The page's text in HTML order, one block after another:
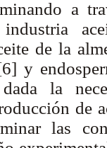
a
de la
y
la
de
las